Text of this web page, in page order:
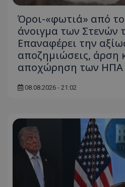
Όροι-«φωτιά» από το
άνοιγμα των Στενών
Επαναφέρει την
αποζημιώσεις, άρση
αποχώρηση των ΗΠΑ
08.08.2026 - 21:02
ASP.NET_SessionId